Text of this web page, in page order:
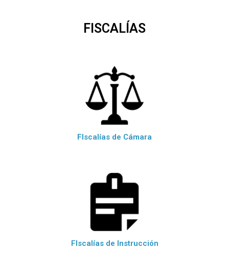
FISCALÍAS
FIscalías de Cámara
FIscalías de Instrucción